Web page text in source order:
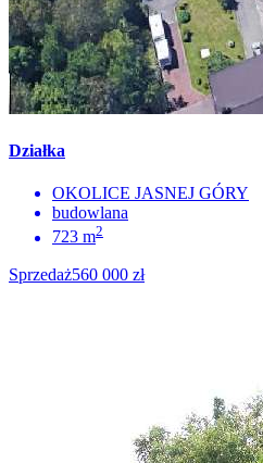
Działka
OKOLICE JASNEJ GÓRY
budowlana
723 m2
Sprzedaż560 000 zł